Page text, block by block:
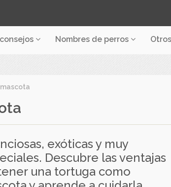
Nombres de perros
exóticas y muy
Descubre las ventajas
una tortuga como